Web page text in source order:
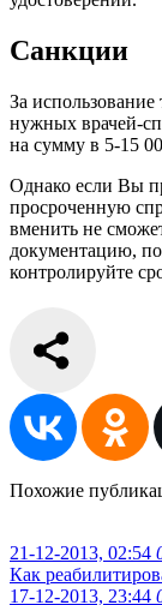
Санкции
За использование
нужных врачей-
на сумму в 5-15
Однако если Вы
просроченную
вменить не
документацию,
контролируйте
Похожие
21-12-2013, 02:54
Как
17-12-2013, 23:44